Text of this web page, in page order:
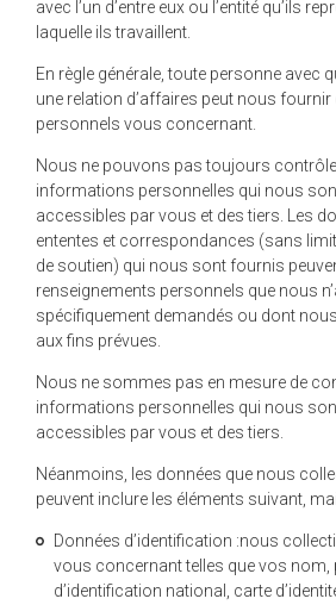
avec l’un d’entre eux ou l’entité qu’ils
laquelle ils travaillent.
En règle générale, toute personne avec
une relation d’affaires peut nous
personnels vous concernant.
Nous ne pouvons pas toujours
informations personnelles qui nous
accessibles par vous et des tiers. Les
ententes et correspondances (sans
de soutien) qui nous sont fournis
renseignements personnels que nous
spécifiquement demandés ou dont
aux fins prévues.
Nous ne sommes pas en mesure de
informations personnelles qui nous
accessibles par vous et des tiers.
Néanmoins, les données que nous
peuvent inclure les éléments suivant,
Données d’identification :nous
vous concernant telles que vos nom,
d’identification national, carte